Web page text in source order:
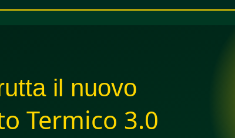
il nuovo
Termico 3.0